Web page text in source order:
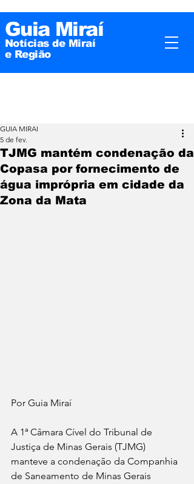
Guia Miraí
Notícias de Miraí
e Região
TJMG mantém condenação da
Copasa por fornecimento de
água imprópria em cidade da
Zona da Mata
GUIA MIRAI
5 de fev.
Por Guia Miraí
A 1ª Câmara Cível do Tribunal de
Justiça de Minas Gerais (TJMG)
manteve a condenação da Companhia
de Saneamento de Minas Gerais